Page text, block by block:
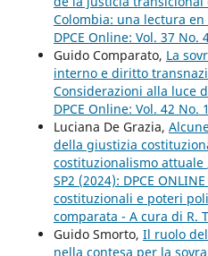
Colombia: una lectura
DPCE Online: Vol. 37 No.
Guido Comparato, La
interno e diritto
Considerazioni alla luce
DPCE Online: Vol. 42 No.
Luciana De Grazia,
della giustizia
costituzionalismo attuale
SP2 (2024): DPCE
costituzionali e poteri
comparata - A cura di R.
Guido Smorto, Il ruolo
nella contesa per la